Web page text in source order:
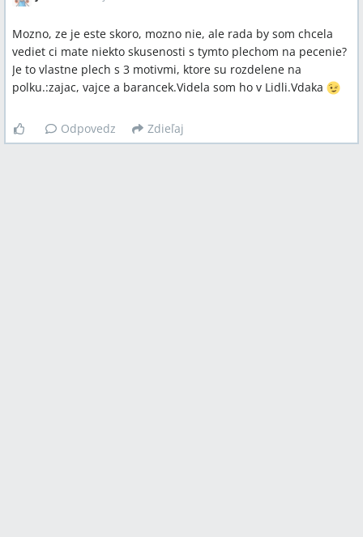
Mozno, ze je este skoro, mozno nie, ale rada by som chcela
vediet ci mate niekto skusenosti s tymto plechom na pecenie?
Je to vlastne plech s 3 motivmi, ktore su rozdelene na
polku.:zajac, vajce a barancek.Videla som ho v Lidli.Vdaka
Odpovedz Zdieľaj